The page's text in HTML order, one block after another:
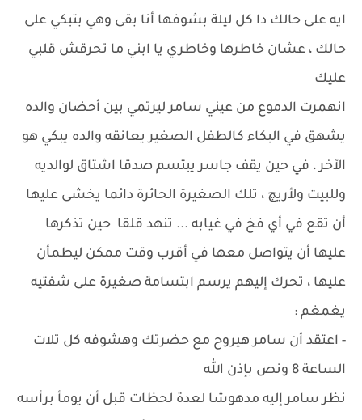
ايه على حالك دا كل ليلة بشوفها أنا بقى وهي بتبكي على
حالك ، عشان خاطرها وخاطري يا ابني ما تحرقش قلبي
عليك
انهمرت الدموع من عيني سامر ليرتمي بين أحضان والده
يشهق في البكاء كالطفل الصغير يعانقه والده يبكي هو
الآخر ، في حين يقف جاسر يبتسم صدقا اشتاق لوالديه
وللبيت ولأريچ ، تلك الصغيرة الحائرة دائما يخشى عليها
أن تقع في أي فخ في غيابه ... تنهد قلقا حين تذكرها
عليها أن يتواصل معها في أقرب وقت ممكن ليطمأن
عليها ، تحرك إليهم يرسم ابتسامة صغيرة على شفتيه
يغمغم :
- اعتقد أن سامر هيروح مع حضرتك وهشوفه كل تلات
الساعة 8 ونص بإذن الله
نظر سامر إليه مدهوشا لعدة لحظات قبل أن يومأ برأسه